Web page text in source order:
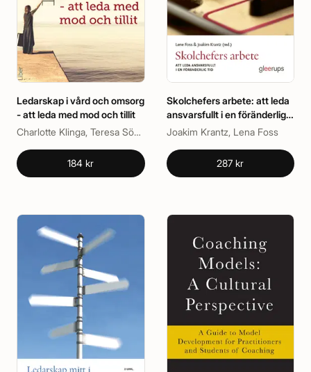
Ledarskap i vård och omsorg
- att leda med mod och tillit
Charlotte Klinga, Teresa Söderhjelm
184 kr
Skolchefers arbete: att leda
ansvarsfullt i en föränderlig
tid
Joakim Krantz, Lena Foss
287 kr